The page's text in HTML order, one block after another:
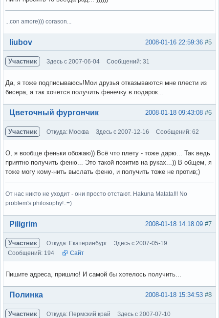
...con amore))) corason...
Вне форума #5
2008-01-16 22:59:36
liubov
Участник Здесь с 2007-06-04 Сообщений: 31
Да, я тоже подписываюсь!Мои друзья отказываются мне плести из
бисера, а так хочется получить фенечку в подарок...
Вне форума #6
2008-01-18 09:43:08
Цветочный фургончик
Участник Откуда: Москва Здесь с 2007-12-16 Сообщений: 62
О, я вообще феньки обожаю)) Всё что плету - тоже дарю... Так ведь
приятно получить феню... Это такой позитив на руках...)) В общем, я
тоже могу кому-нить выслать феню, и получить тоже не против;)
От нас никто не уходит - они просто отстают. Hakuna Matata!!! No
problem's philosophy!..=)
Вне форума #7
2008-01-18 14:18:09
Piligrim
Участник Откуда: Екатеринбург
Здесь с 2007-05-19
Сообщений: 194
Сайт
Пишите адреса, пришлю! И самой бы хотелось получить...
Вне форума #8
2008-01-18 15:34:53
Полинка
Участник Откуда: Пермский край
Здесь с 2007-07-10